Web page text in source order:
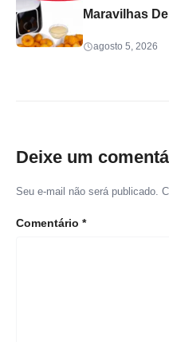
Maravilhas
agosto 5, 2026
Deixe um
Seu e-mail não será publicado.
Comentário *